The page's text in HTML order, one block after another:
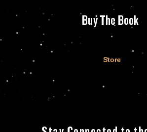
Buy The Book
Store